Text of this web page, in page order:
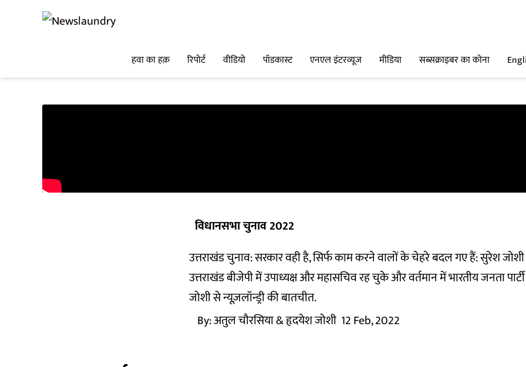
हवा का हक़ रिपोर्ट वीडियो पॉडकास्ट एनएल इंटरव्यूज मीडिया सब्सक्राइबर का कोना
विधानसभा चुनाव 2022
उत्तराखंड चुनाव: सरकार वही है, सिर्फ काम करने वालों के चेहरे बदल गए हैं: सुरेश जोशी
उत्तराखंड बीजेपी में उपाध्यक्ष और महासचिव रह चुके और वर्तमान में भारतीय जनता
जोशी से न्यूज़लॉन्ड्री की बातचीत.
By:अतुल चौरसिया& हृदयेश जोशी 12 Feb, 2022